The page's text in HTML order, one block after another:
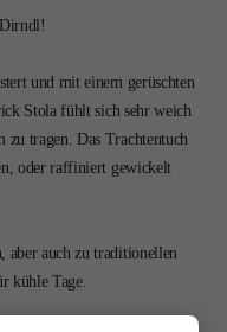
und mit einem gerüschten
Stola fühlt sich sehr weich
zu tragen. Das Trachtentuch
oder raffiniert gewickelt
aber auch zu traditionellen
kühle Tage.